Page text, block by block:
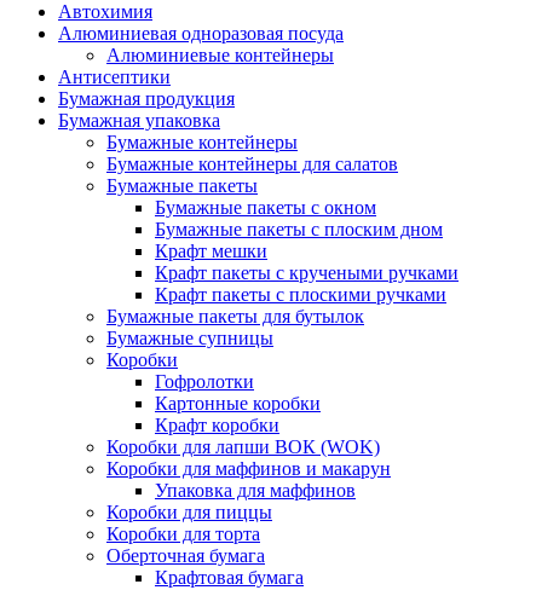
Автохимия
Алюминиевая одноразовая посуда
Алюминиевые контейнеры
Антисептики
Бумажная продукция
Бумажная упаковка
Бумажные контейнеры
Бумажные контейнеры для салатов
Бумажные пакеты
Бумажные пакеты с окном
Бумажные пакеты с плоским дном
Крафт мешки
Крафт пакеты с кручеными ручками
Крафт пакеты с плоскими ручками
Бумажные пакеты для бутылок
Бумажные супницы
Коробки
Гофролотки
Картонные коробки
Крафт коробки
Коробки для лапши ВОК (WOK)
Коробки для маффинов и макарун
Упаковка для маффинов
Коробки для пиццы
Коробки для торта
Оберточная бумага
Крафтовая бумага